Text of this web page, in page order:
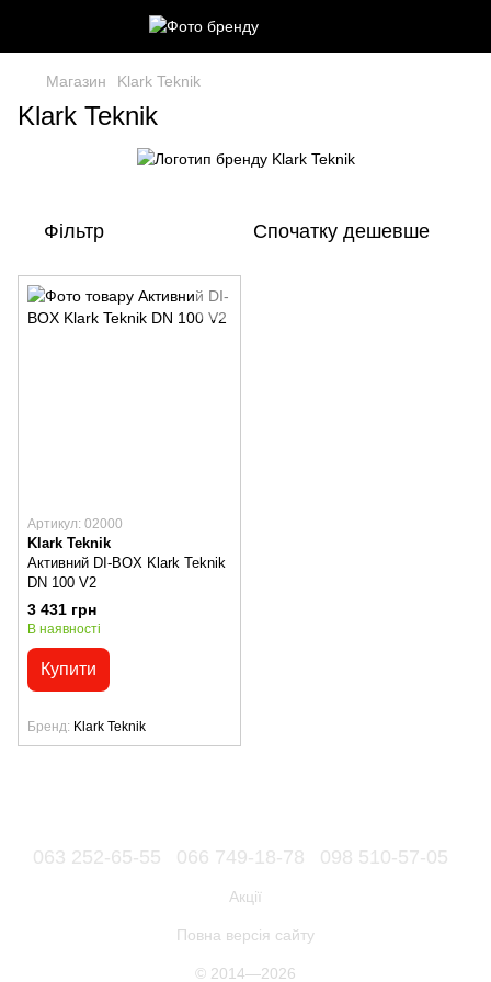
Магазин Klark Teknik
Klark Teknik
Фільтр Спочатку дешевше
Артикул: 02000
Klark Teknik
Активний DI-BOX Klark Teknik
DN 100 V2
3 431 грн
В наявності
Купити
Бренд Klark Teknik
063 252-65-55 066 749-18-78 098 510-57-05
Акції
Повна версія сайту
© 2014—2026